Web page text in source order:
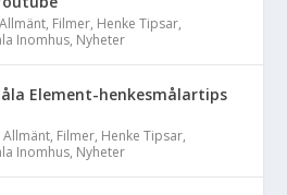
Allmänt, Filmer, Henke Tipsar,
Inomhus, Nyheter
Element-henkesmålartips
Allmänt, Filmer, Henke Tipsar,
Inomhus, Nyheter